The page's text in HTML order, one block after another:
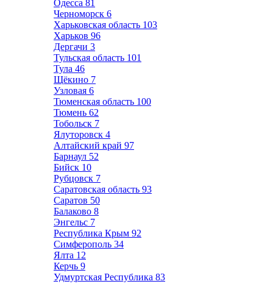
Одесса 81
Черноморск 6
Харьковская область 103
Харьков 96
Дергачи 3
Тульская область 101
Тула 46
Щёкино 7
Узловая 6
Тюменская область 100
Тюмень 62
Тобольск 7
Ялуторовск 4
Алтайский край 97
Барнаул 52
Бийск 10
Рубцовск 7
Саратовская область 93
Саратов 50
Балаково 8
Энгельс 7
Республика Крым 92
Симферополь 34
Ялта 12
Керчь 9
Удмуртская Республика 83